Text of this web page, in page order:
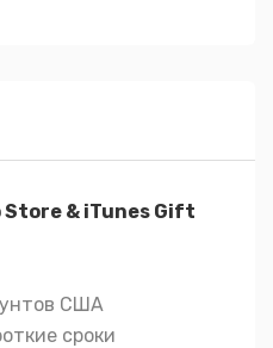
& iTunes Gift
США
сроки